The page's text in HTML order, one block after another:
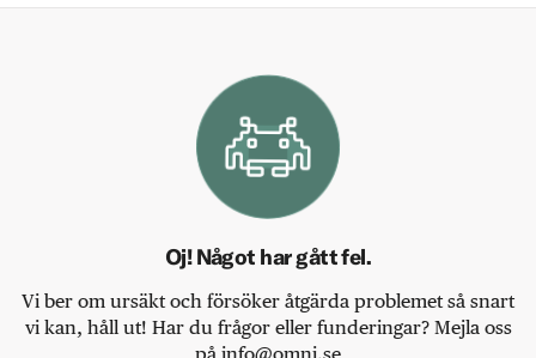
Oj! Något har gått fel.
Vi ber om ursäkt och försöker åtgärda problemet så snart
vi kan, håll ut! Har du frågor eller funderingar? Mejla oss